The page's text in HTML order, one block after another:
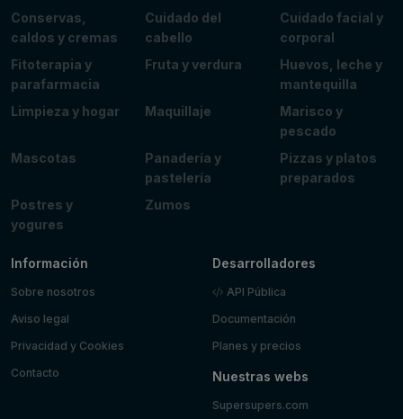
Conservas,
caldos y cremas
Cuidado del
cabello
Cuidado facial y
corporal
Fitoterapia y
parafarmacia
Fruta y verdura
Huevos, leche y
mantequilla
Limpieza y hogar
Maquillaje
Marisco y
pescado
Mascotas
Panadería y
pastelería
Pizzas y platos
preparados
Postres y
yogures
Zumos
Información
Sobre nosotros
Aviso legal
Privacidad y Cookies
Contacto
Desarrolladores
API Pública
Documentación
Planes y precios
Nuestras webs
Supersupers.com